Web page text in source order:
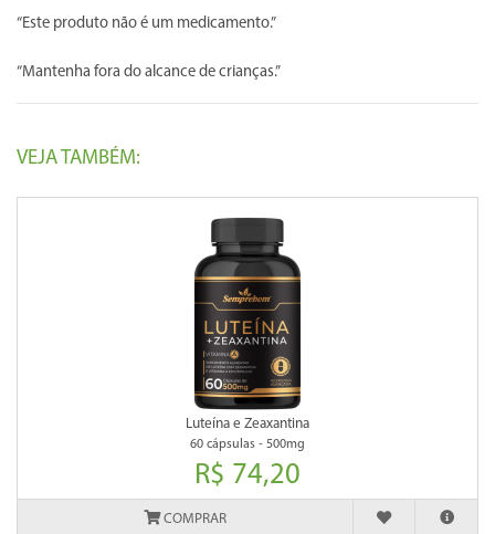
“Este produto não é um medicamento.”
“Mantenha fora do alcance de crianças.”
VEJA TAMBÉM:
Luteína e Zeaxantina
60 cápsulas - 500mg
R$ 74,20
COMPRAR